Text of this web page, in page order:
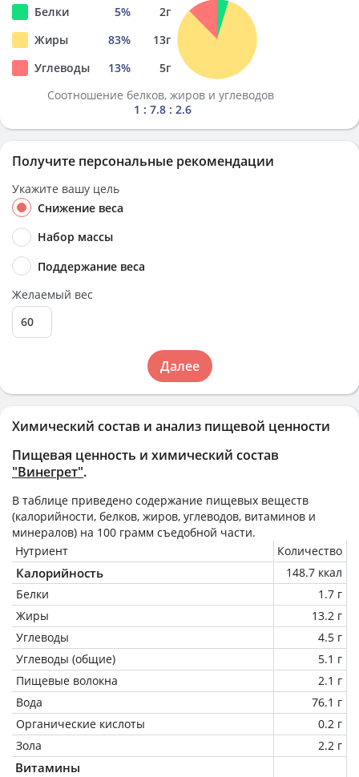
Химический состав и анализ пищевой ценности
Пищевая ценность и химический состав
"Винегрет".
В таблице приведено содержание пищевых веществ
(калорийности, белков, жиров, углеводов, витаминов и
минералов) на 100 грамм съедобной части.
Нутриент
Количество
Калорийность
148.7 ккал
Белки
1.7 г
Жиры
13.2 г
Углеводы
4.5 г
Углеводы (общие)
5.1 г
Пищевые волокна
2.1 г
Вода
76.1 г
Органические кислоты
0.2 г
Зола
2.2 г
Витамины
Белки 5% 2г
Жиры
83% 13г
Углеводы
13% 5г
Соотношение белков, жиров и углеводов
1 : 7.8 : 2.6
Получите персональные рекомендации
Укажите вашу цель
Снижение веса
Набор массы
Поддержание веса
Желаемый вес
Далее